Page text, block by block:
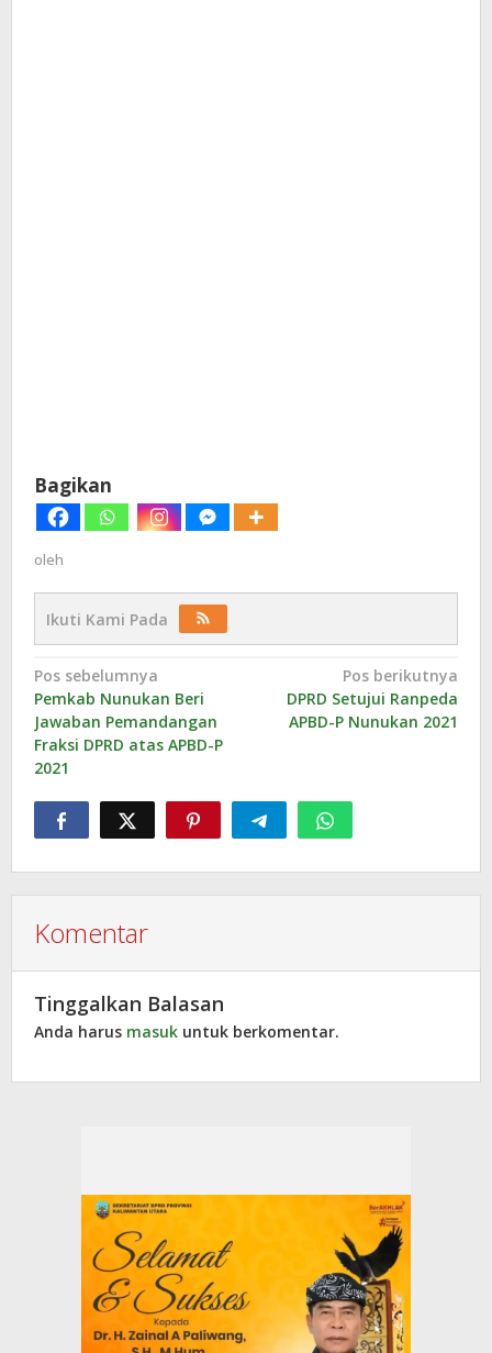
Bagikan
oleh
Ikuti Kami Pada
Navigasi
pos
Pos sebelumnya
Pemkab Nunukan Beri
Jawaban Pemandangan
Fraksi DPRD atas APBD-P
2021
Pos berikutnya
DPRD Setujui Ranpeda
APBD-P Nunukan 2021
Komentar
Tinggalkan Balasan
Anda harus masuk untuk berkomentar.